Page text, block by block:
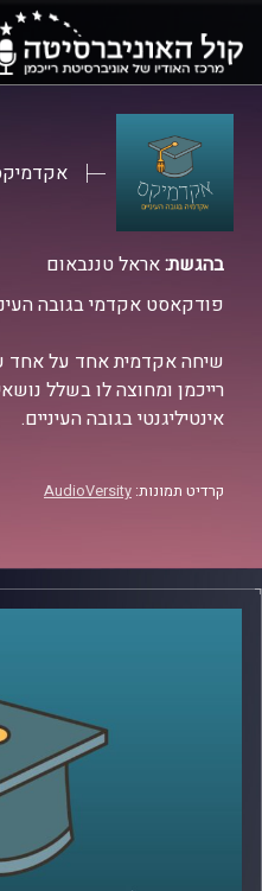
בהגשת:אראל טננבאום
פודקאסט אקדמי בגובה
שיחה אקדמית אחד על אחד
רייכמן ומחוצה לו בשלל
אינטיליגנטי בגובה העיניים.
קרדיט תמונות: AudioVersity